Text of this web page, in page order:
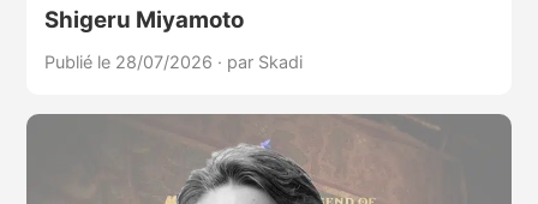
Shigeru Miyamoto
Publié le 28/07/2026 · par Skadi